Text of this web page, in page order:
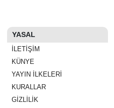
YASAL
İLETIŞIM
KÜNYE
YAYIN İLKELERI
KURALLAR
GIZLILIK